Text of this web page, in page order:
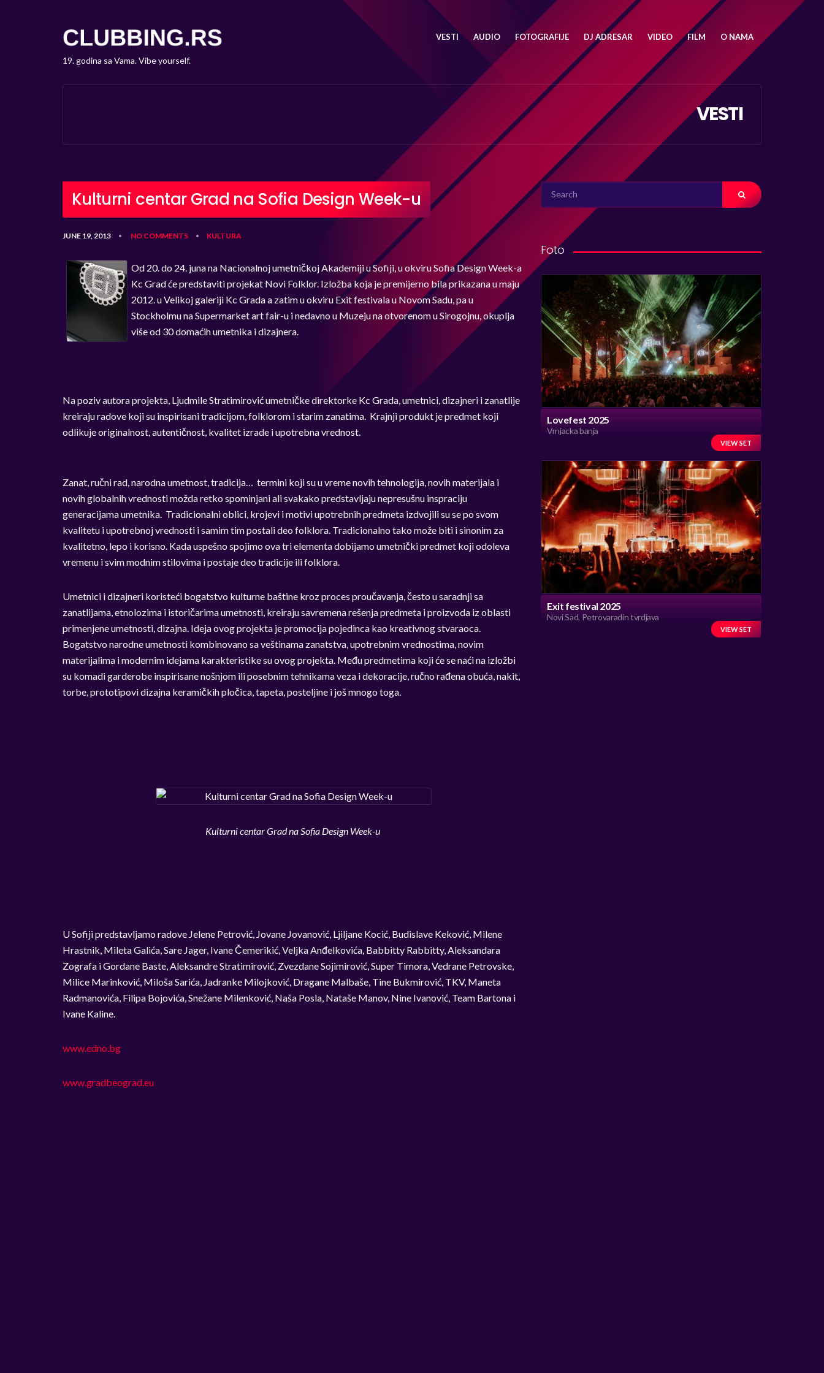
19. godina sa Vama. Vibe yourself.
VESTI AUDIO FOTOGRAFIJE DJ ADRESAR VIDEO FILM O NAMA
VESTI
Kulturni centar Grad na Sofia Design Week-u
JUNE 19, 2013 • NO COMMENTS • KULTURA
Od 20. do 24. juna na Nacionalnoj umetničkoj Akademiji u Sofiji, u okviru Sofia Design Week-a
Kc Grad će predstaviti projekat Novi Folklor. Izložba koja je premijerno bila prikazana u maju
2012. u Velikoj galeriji Kc Grada a zatim u okviru Exit festivala u Novom Sadu, pa u
Stockholmu na Supermarket art fair-u i nedavno u Muzeju na otvorenom u Sirogojnu, okuplja
više od 30 domaćih umetnika i dizajnera.
Na poziv autora projekta, Ljudmile Stratimirović umetničke direktorke Kc Grada, umetnici, dizajneri i zanatlije
kreiraju radove koji su inspirisani tradicijom, folklorom i starim zanatima. Krajnji produkt je predmet koji
odlikuje originalnost, autentičnost, kvalitet izrade i upotrebna vrednost.
Zanat, ručni rad, narodna umetnost, tradicija… termini koji su u vreme novih tehnologija, novih materijala i
novih globalnih vrednosti možda retko spominjani ali svakako predstavljaju nepresušnu inspraciju
generacijama umetnika. Tradicionalni oblici, krojevi i motivi upotrebnih predmeta izdvojili su se po svom
kvalitetu i upotrebnoj vrednosti i samim tim postali deo folklora. Tradicionalno tako može biti i sinonim za
kvalitetno, lepo i korisno. Kada uspešno spojimo ova tri elementa dobijamo umetnički predmet koji odoleva
vremenu i svim modnim stilovima i postaje deo tradicije ili folklora.
Umetnici i dizajneri koristeći bogatstvo kulturne baštine kroz proces proučavanja, često u saradnji sa
zanatlijama, etnolozima i istoričarima umetnosti, kreiraju savremena rešenja predmeta i proizvoda iz oblasti
primenjene umetnosti, dizajna. Ideja ovog projekta je promocija pojedinca kao kreativnog stvaraoca.
Bogatstvo narodne umetnosti kombinovano sa veštinama zanatstva, upotrebnim vrednostima, novim
materijalima i modernim idejama karakteristike su ovog projekta. Među predmetima koji će se naći na izložbi
su komadi garderobe inspirisane nošnjom ili posebnim tehnikama veza i dekoracije, ručno rađena obuća, nakit,
torbe, prototipovi dizajna keramičkih pločica, tapeta, posteljine i još mnogo toga.
Kulturni centar Grad na Sofia Design Week-u
U Sofiji predstavljamo radove Jelene Petrović, Jovane Jovanović, Ljiljane Kocić, Budislave Keković, Milene
Hrastnik, Mileta Galića, Sare Jager, Ivane Čemerikić, Veljka Anđelkovića, Babbitty Rabbitty, Aleksandara
Zografa i Gordane Baste, Aleksandre Stratimirović, Zvezdane Sojimirović, Super Timora, Vedrane Petrovske,
Milice Marinković, Miloša Sarića, Jadranke Milojković, Dragane Malbaše, Tine Bukmirović, TKV, Maneta
Radmanovića, Filipa Bojovića, Snežane Milenković, Naša Posla, Nataše Manov, Nine Ivanović, Team Bartona i
Ivane Kaline.
www.edno.bg
www.gradbeograd.eu
SEARCH
FOR:
Foto
Lovefest 2025
Vrnjacka banja
VIEW SET
Exit festival 2025
Novi Sad, Petrovaradin tvrdjava
VIEW SET